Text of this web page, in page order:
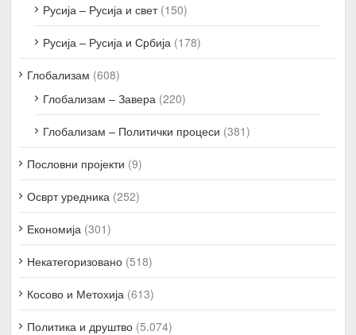
Русија – Русија и свет(150)
Русија – Русија и Србија (178)
Глобализам (608)
Глобализам – Завера (220)
Глобализам – Политички процеси (381)
Пословни пројекти (9)
Осврт уредника (252)
Економија (301)
Некатегоризовано (518)
Косово и Метохија (613)
Политика и друштво (5.074)